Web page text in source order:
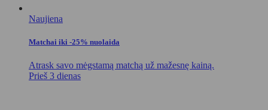
Naujiena
Matchai iki -25% nuolaida
Atrask savo mėgstamą matchą už mažesnę kainą.
Prieš 3 dienas